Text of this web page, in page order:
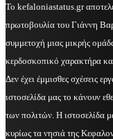
Το kefaloniastatus.gr
πρωτοβουλία του Γιάννη
συμμετοχή μιας μικρής
κερδοσκοπικό χαρακτήρα
Δεν έχει έμμισθες σχέσεις
ιστοσελίδα μας το κάνουν
των πολιτών. Η ιστοσελίδα
κυρίως τα νησιά της